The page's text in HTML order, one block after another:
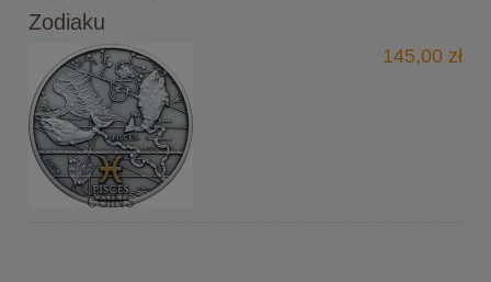
Zodiaku
145,00 zł